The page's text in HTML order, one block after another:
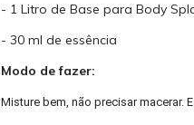
- 1 Litro de Base para Body
- 30 ml de essência
Modo de fazer:
Misture bem, não precisar macerar.